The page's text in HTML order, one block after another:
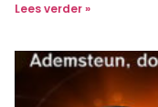
Lees verder »